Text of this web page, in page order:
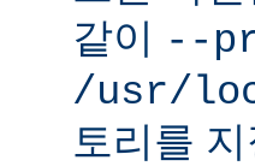
같이
--
/usr/
토리를